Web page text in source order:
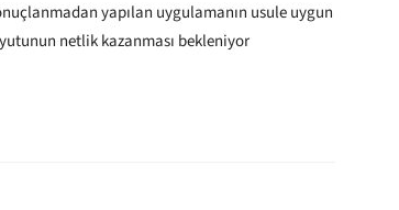
yapılan uygulamanın usule uygun
netlik kazanması bekleniyor